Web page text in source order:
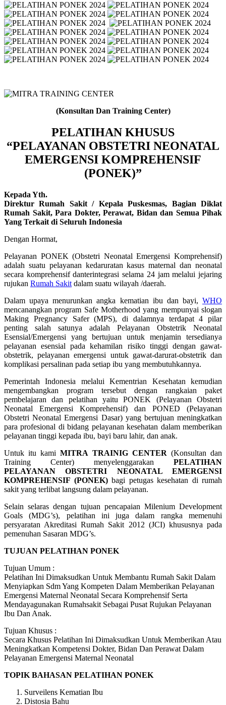
(Konsultan Dan Training Center)
PELATIHAN KHUSUS
“PELAYANAN OBSTETRI NEONATAL
EMERGENSI KOMPREHENSIF
(PONEK)”
Kepada Yth.
Direktur Rumah Sakit / Kepala Puskesmas, Bagian Diklat
Rumah Sakit, Para Dokter, Perawat, Bidan dan Semua Pihak
Yang Terkait di Seluruh Indonesia
Dengan Hormat,
Pelayanan PONEK (Obstetri Neonatal Emergensi Komprehensif)
adalah suatu pelayanan kedaruratan kasus maternal dan neonatal
secara komprehensif danterintegrasi selama 24 jam melalui jejaring
rujukan Rumah Sakit dalam suatu wilayah /daerah.
Dalam upaya menurunkan angka kematian ibu dan bayi, WHO
mencanangkan program Safe Motherhood yang mempunyai slogan
Making Pregnancy Safer (MPS), di dalamnya terdapat 4 pilar
penting salah satunya adalah Pelayanan Obstetrik Neonatal
Esensial/Emergensi yang bertujuan untuk menjamin tersedianya
pelayanan esensial pada kehamilan risiko tinggi dengan gawat-
obstetrik, pelayanan emergensi untuk gawat-darurat-obstetrik dan
komplikasi persalinan pada setiap ibu yang membutuhkannya.
Pemerintah Indonesia melalui Kementrian Kesehatan kemudian
mengembangkan program tersebut dengan rangkaian paket
pembelajaran dan pelatihan yaitu PONEK (Pelayanan Obstetri
Neonatal Emergensi Komprehensif) dan PONED (Pelayanan
Obstetri Neonatal Emergensi Dasar) yang bertujuan meningkatkan
para profesional di bidang pelayanan kesehatan dalam memberikan
pelayanan tinggi kepada ibu, bayi baru lahir, dan anak.
Untuk itu kamiMITRA TRAINIG CENTER (Konsultan dan
Training Center) menyelenggarakan PELATIHAN
PELAYANAN OBSTETRI NEONATAL EMERGENSI
KOMPREHENSIF (PONEK)bagi petugas kesehatan di rumah
sakit yang terlibat langsung dalam pelayanan.
Selain selaras dengan tujuan pencapaian Milenium Development
Goals (MDG’s), pelatihan ini juga dalam rangka memenuhi
persyaratan Akreditasi Rumah Sakit 2012 (JCI) khususnya pada
pemenuhan Sasaran MDG’s.
TUJUAN PELATIHAN PONEK
Tujuan Umum :
Pelatihan Ini Dimaksudkan Untuk Membantu Rumah Sakit Dalam
Menyiapkan Sdm Yang Kompeten Dalam Memberikan Pelayanan
Emergensi Maternal Neonatal Secara Komprehensif Serta
Mendayagunakan Rumahsakit Sebagai Pusat Rujukan Pelayanan
Ibu Dan Anak.
Tujuan Khusus :
Secara Khusus Pelatihan Ini Dimaksudkan Untuk Memberikan Atau
Meningkatkan Kompetensi Dokter, Bidan Dan Perawat Dalam
Pelayanan Emergensi Maternal Neonatal
TOPIK BAHASAN PELATIHAN PONEK
Surveilens Kematian Ibu
Distosia Bahu